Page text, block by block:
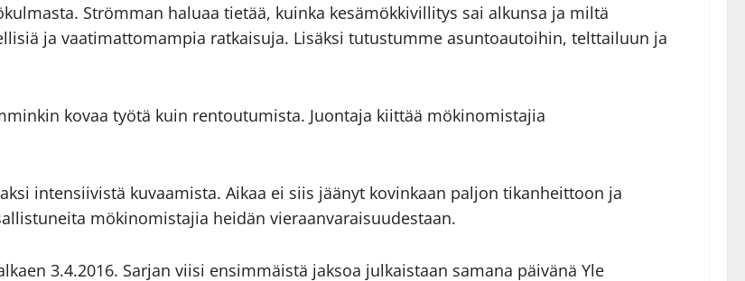
Strömman haluaa tietää, kuinka kesämökkivillitys sai alkunsa ja miltä
ja vaatimattomampia ratkaisuja. Lisäksi tutustumme asuntoautoihin, telttailuun ja
kovaa työtä kuin rentoutumista. Juontaja kiittää mökinomistajia
intensiivistä kuvaamista. Aikaa ei siis jäänyt kovinkaan paljon tikanheittoon ja
mökinomistajia heidän vieraanvaraisuudestaan.
3.4.2016. Sarjan viisi ensimmäistä jaksoa julkaistaan samana päivänä Yle